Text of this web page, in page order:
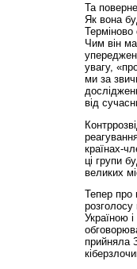
Та
Як вона
Терміново
Чим він
увагу,
ми за
від
країнах-
ці групи
великих
Тепер про
розголосу
Україною
прийняла